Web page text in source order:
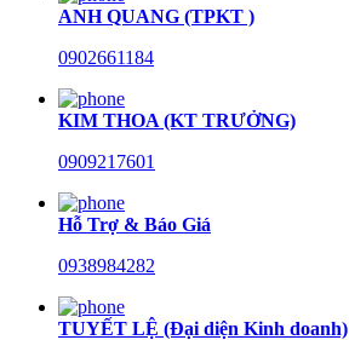
ANH QUANG (TPKT )
0902661184
KIM THOA (KT TRƯỞNG)
0909217601
Hỗ Trợ & Báo Giá
0938984282
TUYẾT LỆ (Đại diện Kinh doanh)